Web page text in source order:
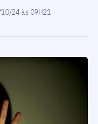
24 às 09H21